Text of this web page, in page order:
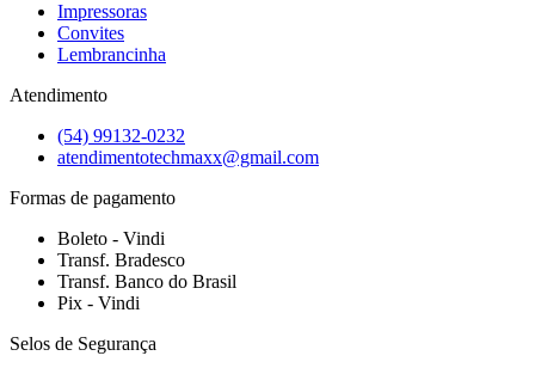
Impressoras
Convites
Lembrancinha
Atendimento
(54) 99132-0232
atendimentotechmaxx@gmail.com
Formas de pagamento
Boleto - Vindi
Transf. Bradesco
Transf. Banco do Brasil
Pix - Vindi
Selos de Segurança